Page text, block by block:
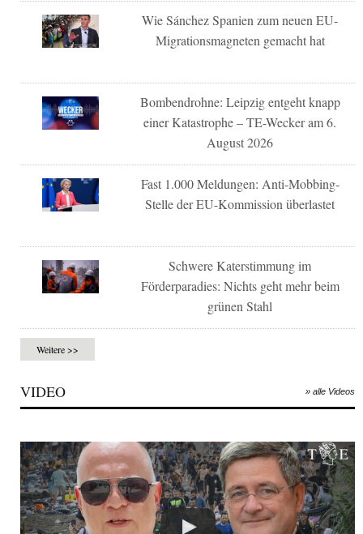
Wie Sánchez Spanien zum neuen EU-
Migrationsmagneten gemacht hat
Bombendrohne: Leipzig entgeht knapp
einer Katastrophe – TE-Wecker am 6.
August 2026
Fast 1.000 Meldungen: Anti-Mobbing-
Stelle der EU-Kommission überlastet
Schwere Katerstimmung im
Förderparadies: Nichts geht mehr beim
grünen Stahl
Weitere >>
VIDEO » alle Videos